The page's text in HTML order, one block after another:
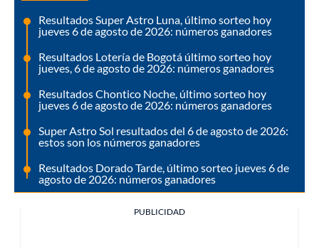
Resultados Super Astro Luna, último sorteo hoy
jueves 6 de agosto de 2026: números ganadores
Resultados Lotería de Bogotá último sorteo hoy
jueves, 6 de agosto de 2026: números ganadores
Resultados Chontico Noche, último sorteo hoy
jueves 6 de agosto de 2026: números ganadores
Super Astro Sol resultados del 6 de agosto de 2026:
estos son los números ganadores
Resultados Dorado Tarde, último sorteo jueves 6 de
agosto de 2026: números ganadores
PUBLICIDAD